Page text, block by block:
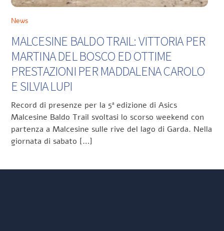
News
MALCESINE BALDO TRAIL: VITTORIA PER
MARTINA DEL BOSCO ED OTTIME
PRESTAZIONI PER MADDALENA CAROLO
E SILVIA LUPI
Record di presenze per la 5ª edizione di Asics
Malcesine Baldo Trail svoltasi lo scorso weekend con
partenza a Malcesine sulle rive del lago di Garda. Nella
giornata di sabato […]